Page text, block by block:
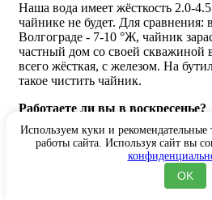
Наша вода имеет жёсткость 2.0-
чайнике не будет. Для сравнения:
Волгограде - 7-10 °Ж, чайник
частный дом со своей скважиной
всего жёсткая, с железом. На
такое чистить чайник.
Работаете ли вы в воскресенье?
Нет, воскресенье - выходной.
машины на обслуживании. Заказы
принимаются круглосуточно но
Если нужна вода на выходные -
Используем куки и
работы сайта. Используя сайт вы
OK